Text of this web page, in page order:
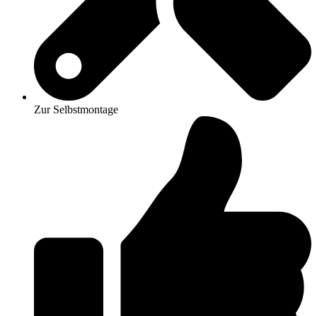
Zur Selbstmontage